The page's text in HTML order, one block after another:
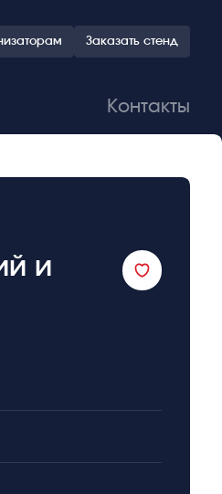
Заказать стенд
Контакты
и